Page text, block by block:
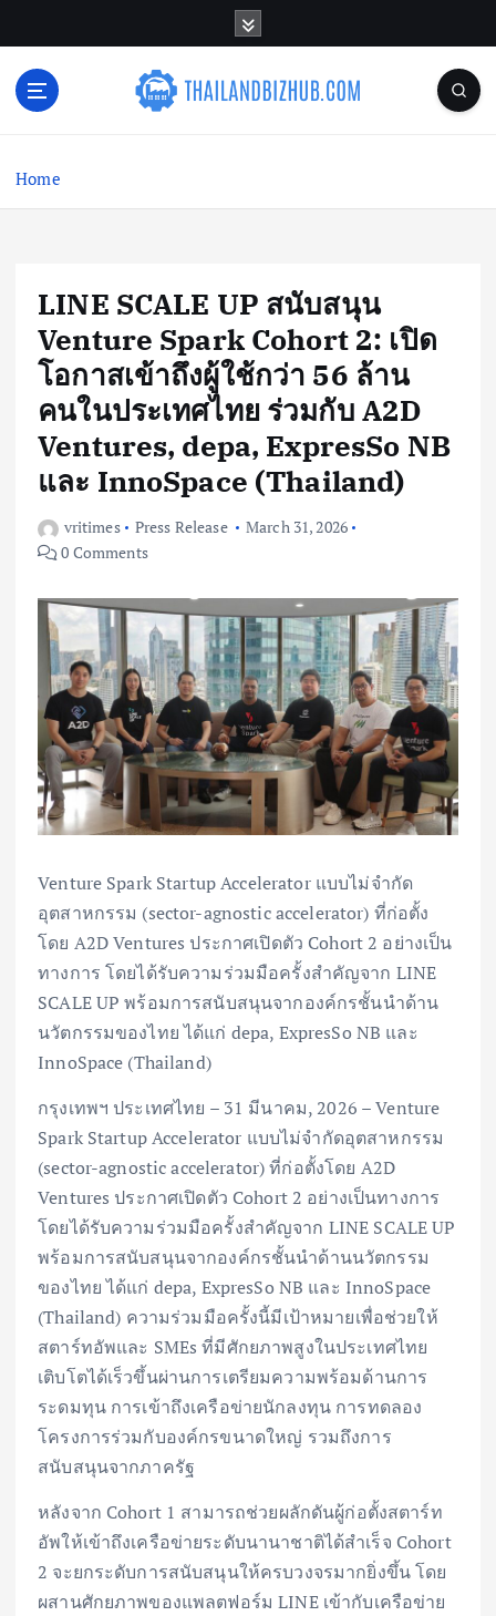
n
Home
LINE SCALE UP สนับสนุน
Venture Spark Cohort 2: เปิด
โอกาสเข้าถึงผู้ใช้กว่า 56 ล้าน
คนในประเทศไทย ร่วมกับ A2D
Ventures, depa, ExpresSo NB
และ InnoSpace (Thailand)
vritimes Press Release
March 31, 2026
0 Comments
Venture Spark Startup Accelerator แบบไม่จำกัด
อุตสาหกรรม (sector-agnostic accelerator) ที่ก่อตั้ง
โดย A2D Ventures ประกาศเปิดตัว Cohort 2 อย่างเป็น
ทางการ โดยได้รับความร่วมมือครั้งสำคัญจาก LINE
SCALE UP พร้อมการสนับสนุนจากองค์กรชั้นนำด้าน
นวัตกรรมของไทย ได้แก่ depa, ExpresSo NB และ
InnoSpace (Thailand)
กรุงเทพฯ ประเทศไทย – 31 มีนาคม, 2026 – Venture
Spark Startup Accelerator แบบไม่จำกัดอุตสาหกรรม
(sector-agnostic accelerator) ที่ก่อตั้งโดย A2D
Ventures ประกาศเปิดตัว Cohort 2 อย่างเป็นทางการ
โดยได้รับความร่วมมือครั้งสำคัญจาก LINE SCALE UP
พร้อมการสนับสนุนจากองค์กรชั้นนำด้านนวัตกรรม
ของไทย ได้แก่ depa, ExpresSo NB และ InnoSpace
(Thailand) ความร่วมมือครั้งนี้มีเป้าหมายเพื่อช่วยให้
สตาร์ทอัพและ SMEs ที่มีศักยภาพสูงในประเทศไทย
เติบโตได้เร็วขึ้นผ่านการเตรียมความพร้อมด้านการ
ระดมทุน การเข้าถึงเครือข่ายนักลงทุน การทดลอง
โครงการร่วมกับองค์กรขนาดใหญ่ รวมถึงการ
สนับสนุนจากภาครัฐ
หลังจาก Cohort 1 สามารถช่วยผลักดันผู้ก่อตั้งสตาร์ท
อัพให้เข้าถึงเครือข่ายระดับนานาชาติได้สำเร็จ Cohort
2 จะยกระดับการสนับสนุนให้ครบวงจรมากยิ่งขึ้น โดย
ผสานศักยภาพของแพลตฟอร์ม LINE เข้ากับเครือข่าย